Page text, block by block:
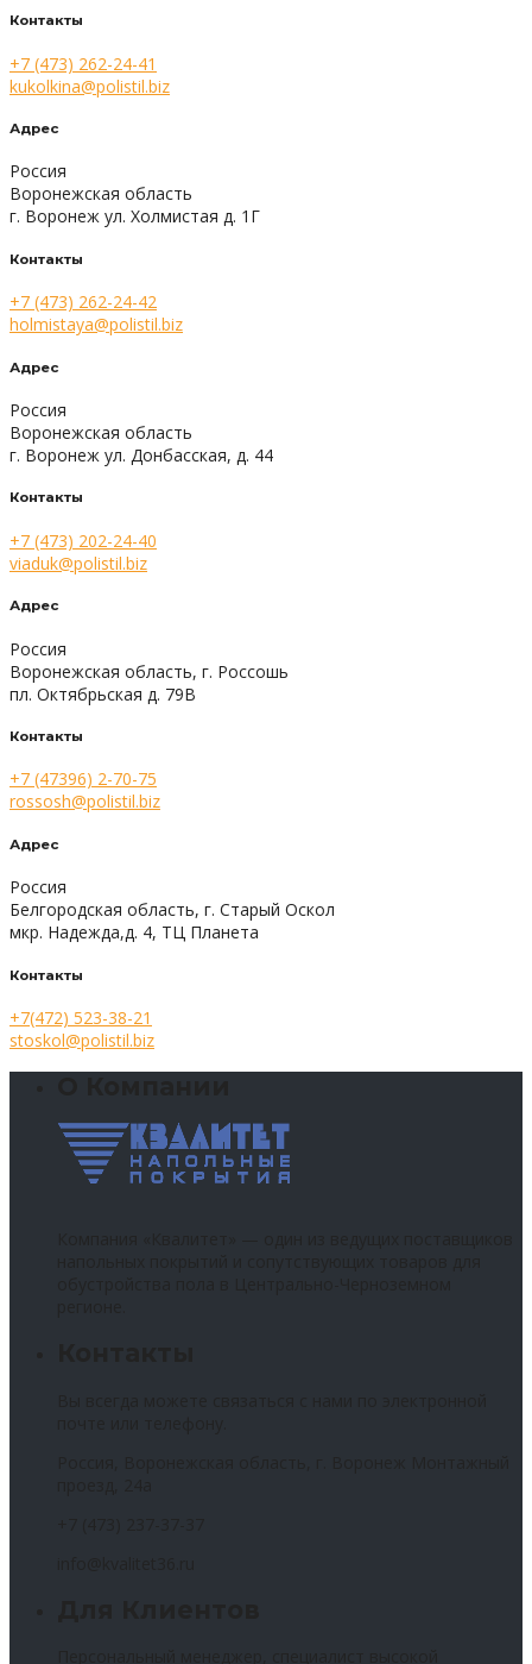
Контакты
+7 (473) 262-24-41
kukolkina@polistil.biz
Адрес
Россия
Воронежская область
г. Воронеж ул. Холмистая д. 1Г
Контакты
+7 (473) 262-24-42
holmistaya@polistil.biz
Адрес
Россия
Воронежская область
г. Воронеж ул. Донбасская, д. 44
Контакты
+7 (473) 202-24-40
viaduk@polistil.biz
Адрес
Россия
Воронежская область, г. Россошь
пл. Октябрьская д. 79В
Контакты
+7 (47396) 2-70-75
rossosh@polistil.biz
Адрес
Россия
Белгородская область, г. Старый Оскол
мкр. Надежда,д. 4, ТЦ Планета
Контакты
+7(472) 523-38-21
stoskol@polistil.biz